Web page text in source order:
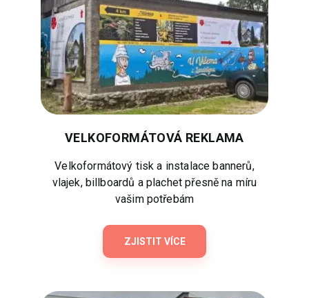
VELKOFORMÁTOVÁ REKLAMA
Velkoformátový tisk a instalace bannerů,
vlajek, billboardů a plachet přesně na míru
vašim potřebám
ZJISTIT VÍCE